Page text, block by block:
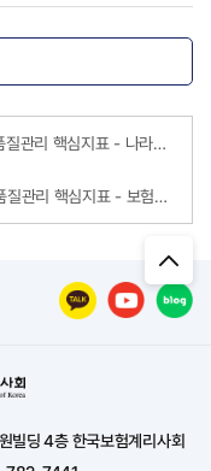
[책임준비금 검증] 2025년도 품질관리 핵심지표 - 나라보험계리컨설팅(주)
[책임준비금 검증] 2024년도 품질관리 핵심지표 - 보험계리법인 써미트(주)
빌딩 4층 한국보험계리사회